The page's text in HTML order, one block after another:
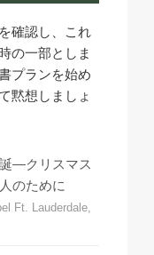
確認し、これ
の一部としま
プランを始め
黙想しましょ
―クリスマス
のために
Ft. Lauderdale,